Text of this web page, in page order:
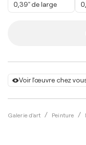
Voir l'œuvre chez
Galerie d'art Peinture
0,39" de large